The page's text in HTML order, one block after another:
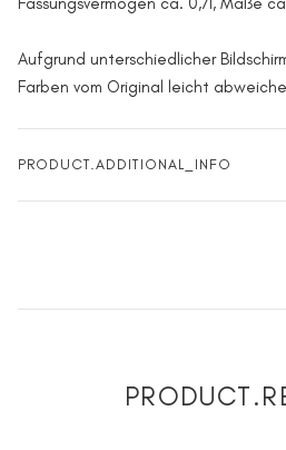
Aufgrund unterschiedlicher
Farben vom Original leicht
PRODUCT.ADDITIONAL_INFO